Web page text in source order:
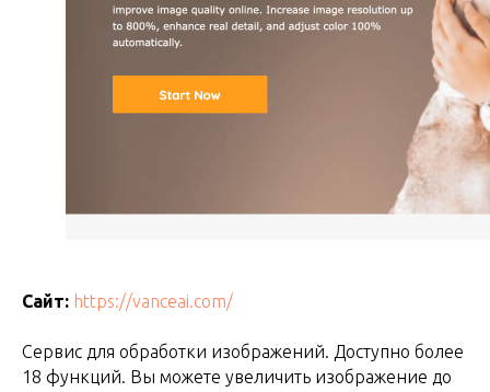
Сайт: https://vanceai.com/
Сервис для обработки изображений. Доступно более
18 функций. Вы можете увеличить изображение до